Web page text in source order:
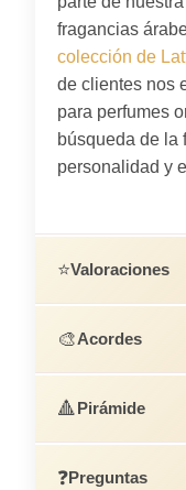
fragancias
colección de
de clientes nos
para perfumes
búsqueda de la
personalidad y
⭐Valoraciones
🎨Acordes
🔺Pirámide
❓Preguntas